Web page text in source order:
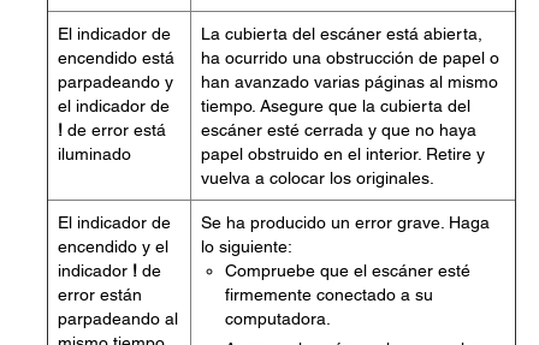
El indicador de
encendido está
parpadeando y
el indicador de
! de error está
iluminado
La cubierta del escáner está abierta,
ha ocurrido una obstrucción de papel o
han avanzado varias páginas al mismo
tiempo. Asegure que la cubierta del
escáner esté cerrada y que no haya
papel obstruido en el interior. Retire y
vuelva a colocar los originales.
El indicador de
encendido y el
indicador ! de
error están
parpadeando al
Se ha producido un error grave. Haga
lo siguiente:
Compruebe que el escáner esté
firmemente conectado a su
computadora.